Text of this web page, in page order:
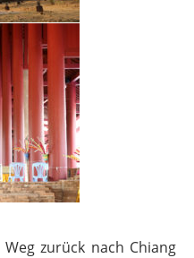
zurück nach Chiang